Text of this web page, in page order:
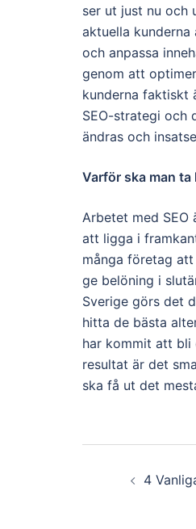
ser ut just nu och
aktuella
och anpassa
genom att
kunderna faktiskt
SEO-strategi och
ändras och
Varför ska man ta
Arbetet med
att ligga i
många företag
ge belöning i
Sverige görs det
hitta de bästa
har kommit att bli
resultat är det
ska få ut det
4